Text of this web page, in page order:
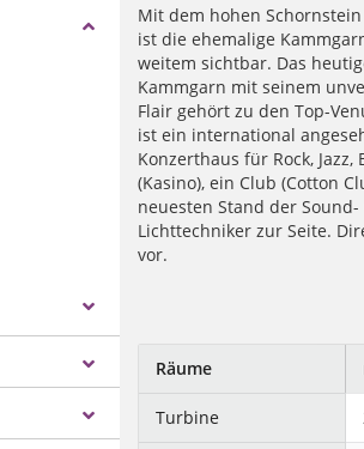
Mit dem hohen
ist die ehemalige
weitem sichtbar. Das
Kammgarn mit seinem
Flair gehört zu den Top-
ist ein international
Konzerthaus für Rock,
(Kasino), ein Club (Cotton
neuesten Stand der
Lichttechniker zur Seite.
vor.
Räume
Turbine